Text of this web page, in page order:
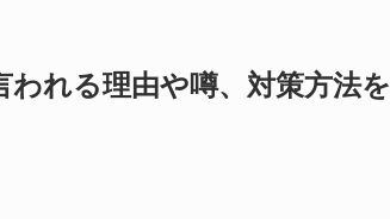
れる理由や噂、対策方法を